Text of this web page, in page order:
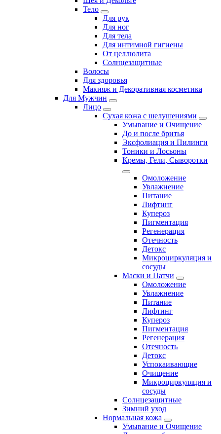
Тело
Для рук
Для ног
Для тела
Для интимной гигиены
От целлюлита
Солнцезащитные
Волосы
Для здоровья
Макияж и Декоративная косметика
Для Мужчин
Лицо
Сухая кожа с шелушениями
Умывание и Очищение
До и после бритья
Эксфолиация и Пилинги
Тоники и Лосьоны
Кремы, Гели, Сыворотки
Омоложение
Увлажнение
Питание
Лифтинг
Купероз
Пигментация
Регенерация
Отечность
Детокс
Микроциркуляция и
сосуды
Маски и Патчи
Омоложение
Увлажнение
Питание
Лифтинг
Купероз
Пигментация
Регенерация
Отечность
Детокс
Успокаивающие
Очищение
Микроциркуляция и
сосуды
Солнцезащитные
Зимний уход
Нормальная кожа
Умывание и Очищение